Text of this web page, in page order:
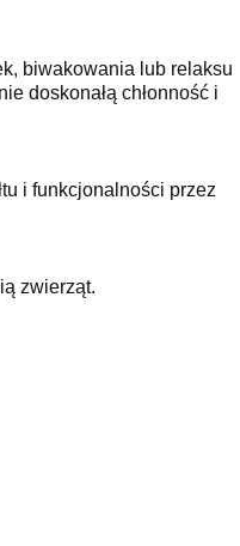
biwakowania lub relaksu
doskonałą chłonność i
i funkcjonalności przez
zwierząt.